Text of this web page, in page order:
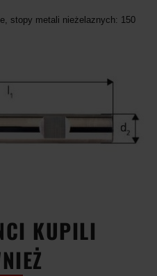
stopy metali nieżelaznych: 150
KUPILI